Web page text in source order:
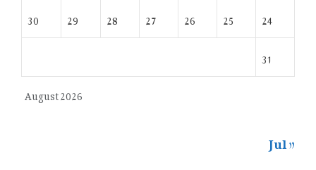
August 2026
24
25
26
27
28
29
30
31
« Jul